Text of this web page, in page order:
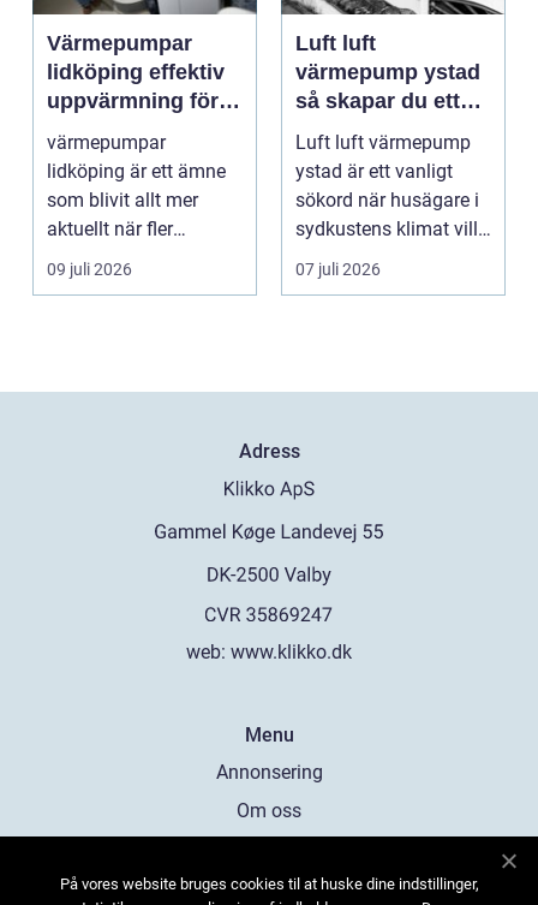
Värmepumpar
lidköping effektiv
uppvärmning för
hus och
fastigheter
värmepumpar
lidköping är ett ämne
som blivit allt mer
aktuellt när fler
fastighetsägare vill
kombine...
09 juli 2026
Luft luft
värmepump ystad
så skapar du ett
behagligt
inomhusklimat
Året om
Luft luft värmepump
ystad är ett vanligt
sökord när husägare i
sydkustens klimat vill
hitta ett smar...
07 juli 2026
Adress
web: www.klikko.dk
Menu
Annonsering
Om oss
Kontakta oss
På vores website bruges cookies til at huske dine indstillinger,